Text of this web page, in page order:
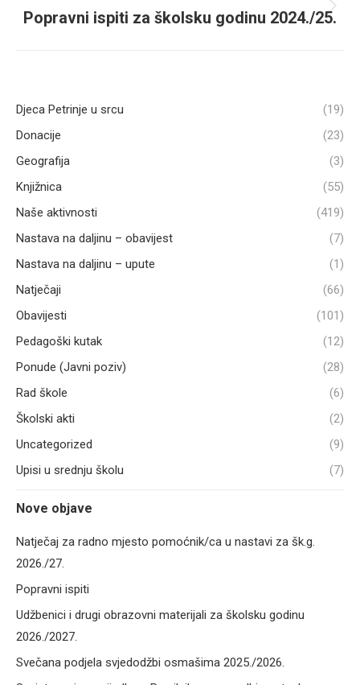
Next
Popravni ispiti za školsku godinu 2024./25.
Djeca Petrinje u srcu
(19)
Donacije
(23)
Geografija
(3)
Knjižnica
(55)
Naše aktivnosti
(419)
Nastava na daljinu – obavijest
(7)
Nastava na daljinu – upute
(1)
Natječaji
(66)
Obavijesti
(101)
Pedagoški kutak
(12)
Ponude (Javni poziv)
(28)
Rad škole
(6)
Školski akti
(2)
Uncategorized
(9)
Upisi u srednju školu
(7)
Nove objave
Natječaj za radno mjesto pomoćnik/ca u nastavi za šk.g.
2026./27.
Popravni ispiti
Udžbenici i drugi obrazovni materijali za školsku godinu
2026./2027.
Svečana podjela svjedodžbi osmašima 2025./2026.